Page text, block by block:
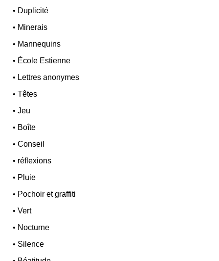
• Duplicité
• Minerais
• Mannequins
• École Estienne
• Lettres anonymes
•Têtes
•Jeu
• Boîte
•Conseil
• réflexions
• Pluie
• Pochoir et graffiti
•Vert
• Nocturne
• Silence